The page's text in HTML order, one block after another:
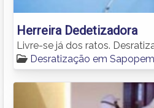
Herreira Dedetizadora
Livre-se já dos ratos.
Desratização em